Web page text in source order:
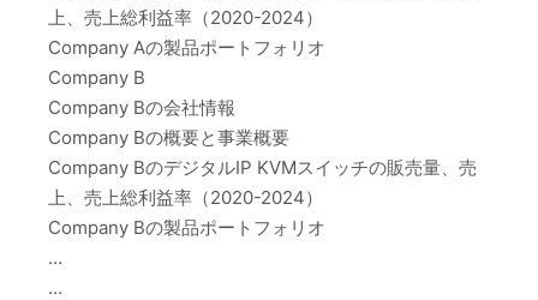
上、売上総利益率（2020-2024）
Company Aの製品ポートフォリオ
Company B
Company Bの会社情報
Company Bの概要と事業概要
Company BのデジタルIP KVMスイッチの販売量、売
上、売上総利益率（2020-2024）
Company Bの製品ポートフォリオ
…
…